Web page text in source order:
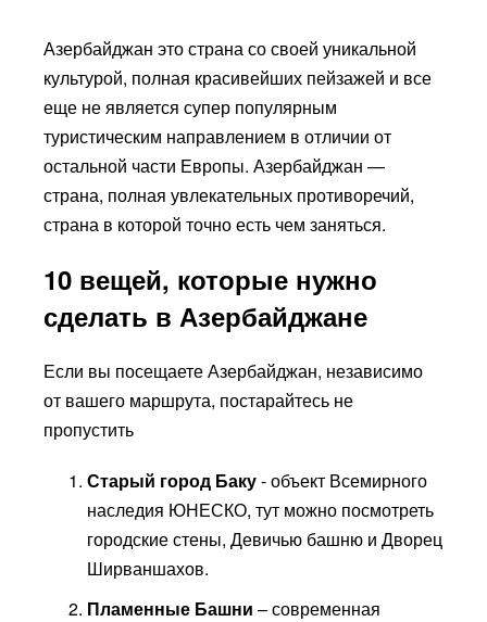
Азербайджан это страна со своей уникальной
культурой, полная красивейших пейзажей и все
еще не является супер популярным
туристическим направлением в отличии от
остальной части Европы. Азербайджан —
страна, полная увлекательных противоречий,
страна в которой точно есть чем заняться.
10 вещей, которые нужно
сделать в Азербайджане
Если вы посещаете Азербайджан, независимо
от вашего маршрута, постарайтесь не
пропустить
Старый город Баку- объект Всемирного
наследия ЮНЕСКО, тут можно посмотреть
городские стены, Девичью башню и Дворец
Ширваншахов.
Пламенные Башни – современная